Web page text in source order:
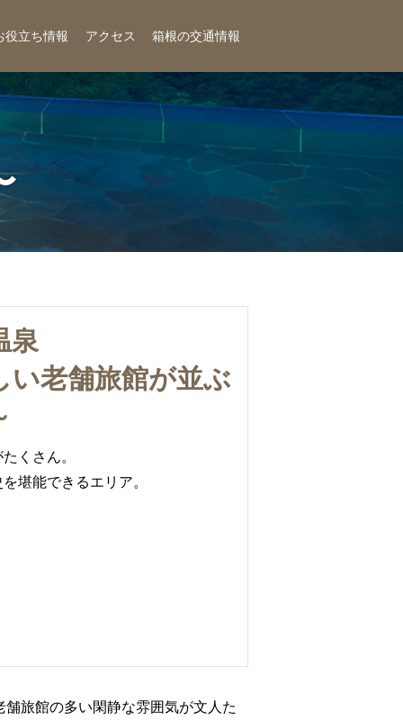
役立ち情報 アクセス 箱根の交通情報
泉
い老舗旅館が並ぶ
くさん。
堪能できるエリア。
旅館の多い閑静な雰囲気が文人た